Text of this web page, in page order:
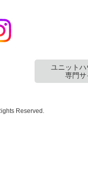
ユニット
専門サ
Reserved.